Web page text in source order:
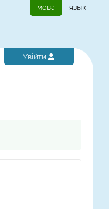
мова язык
Увійти